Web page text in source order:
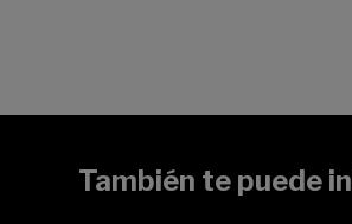
También te puede